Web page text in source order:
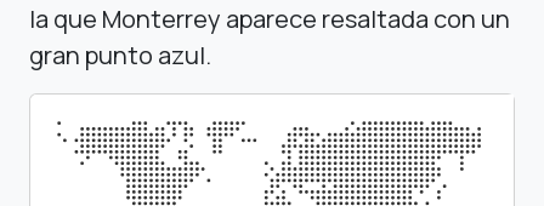
la que Monterrey aparece resaltada con un
gran punto azul.